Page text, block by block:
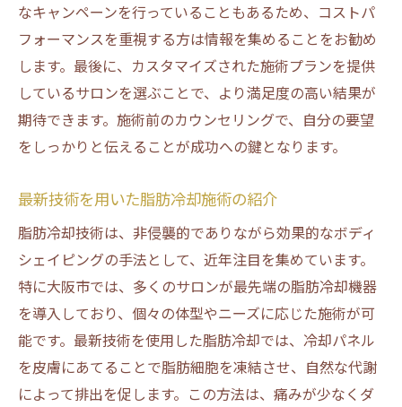
なキャンペーンを行っていることもあるため、コストパ
フォーマンスを重視する方は情報を集めることをお勧め
します。最後に、カスタマイズされた施術プランを提供
しているサロンを選ぶことで、より満足度の高い結果が
期待できます。施術前のカウンセリングで、自分の要望
をしっかりと伝えることが成功への鍵となります。
最新技術を用いた脂肪冷却施術の紹介
脂肪冷却技術は、非侵襲的でありながら効果的なボディ
シェイピングの手法として、近年注目を集めています。
特に大阪市では、多くのサロンが最先端の脂肪冷却機器
を導入しており、個々の体型やニーズに応じた施術が可
能です。最新技術を使用した脂肪冷却では、冷却パネル
を皮膚にあてることで脂肪細胞を凍結させ、自然な代謝
によって排出を促します。この方法は、痛みが少なくダ